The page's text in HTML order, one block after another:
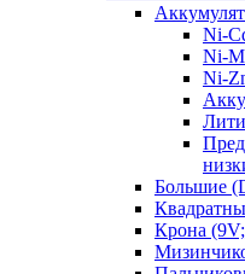
Ni-
Ni-
Ni-
Большие
Крона